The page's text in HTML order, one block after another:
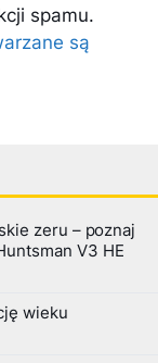
spamu.
są
zeru – poznaj
V3 HE
wieku